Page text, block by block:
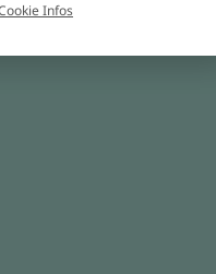
Infos